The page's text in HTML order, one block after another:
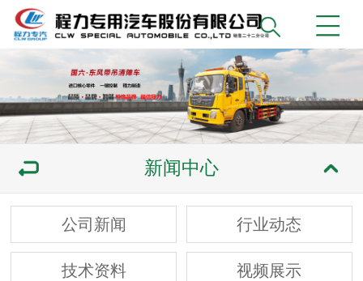
新闻中心
公司新闻 行业动态
技术资料 视频展示